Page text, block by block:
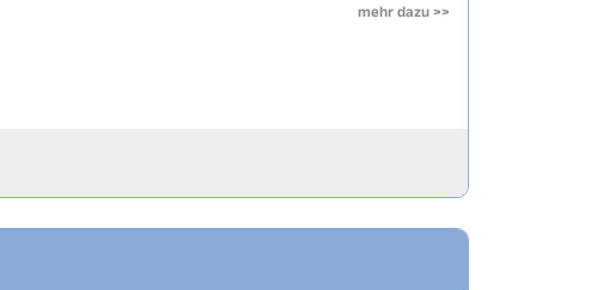
mehr dazu >>